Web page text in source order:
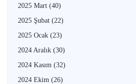
2025 Mart (40)
2025 Şubat (22)
2025 Ocak (23)
2024 Aralık (30)
2024 Kasım (32)
2024 Ekim (26)